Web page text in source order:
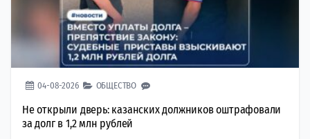
04-08-2026 ОБЩЕСТВО
Не открыли дверь: казанских должников оштрафовали
за долг в 1,2 млн рублей